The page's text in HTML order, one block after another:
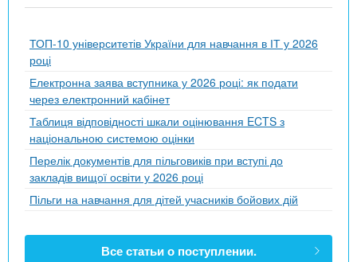
ТОП-10 університетів України для навчання в ІТ у 2026
році
Електронна заява вступника у 2026 році: як подати
через електронний кабінет
Таблиця відповідності шкали оцінювання ECTS з
національною системою оцінки
Перелік документів для пільговиків при вступі до
закладів вищої освіти у 2026 році
Пільги на навчання для дітей учасників бойових дій
Все статьи о поступлении.